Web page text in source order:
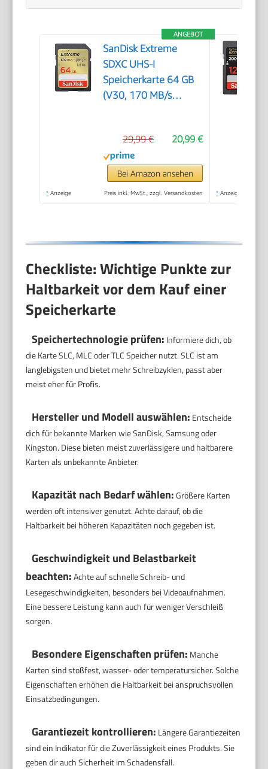
ANGEBOT
SanDisk Extreme
SDXC UHS-I
Speicherkarte 64 GB
(V30, 170 MB/s
QuickFlow-
Technologie,
wasserdicht, stoßfest,
temperaturbeständig)
20,99 €
29,99 €
Bei Amazon ansehen
* Anzeige Preis inkl. MwSt., zzgl. Versandkosten * Anzeige
Checkliste: Wichtige Punkte zur
Haltbarkeit vor dem Kauf einer
Speicherkarte
Speichertechnologie prüfen: Informiere dich, ob
die Karte SLC, MLC oder TLC Speicher nutzt. SLC ist am
langlebigsten und bietet mehr Schreibzyklen, passt aber
meist eher für Profis.
Hersteller und Modell auswählen: Entscheide
dich für bekannte Marken wie SanDisk, Samsung oder
Kingston. Diese bieten meist zuverlässigere und haltbarere
Karten als unbekannte Anbieter.
Kapazität nach Bedarf wählen:Größere Karten
werden oft intensiver genutzt. Achte darauf, ob die
Haltbarkeit bei höheren Kapazitäten noch gegeben ist.
Geschwindigkeit und Belastbarkeit
beachten:Achte auf schnelle Schreib- und
Lesegeschwindigkeiten, besonders bei Videoaufnahmen.
Eine bessere Leistung kann auch für weniger Verschleiß
sorgen.
Besondere Eigenschaften prüfen: Manche
Karten sind stoßfest, wasser- oder temperatursicher. Solche
Eigenschaften erhöhen die Haltbarkeit bei anspruchsvollen
Einsatzbedingungen.
Garantiezeit kontrollieren: Längere Garantiezeiten
sind ein Indikator für die Zuverlässigkeit eines Produkts. Sie
geben dir auch Sicherheit im Schadensfall.